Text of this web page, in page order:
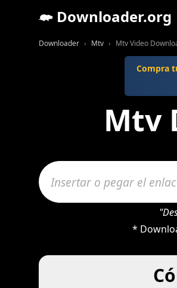
Downloader.org
Downloader Mtv Mtv Video
Compra
Mtv
*